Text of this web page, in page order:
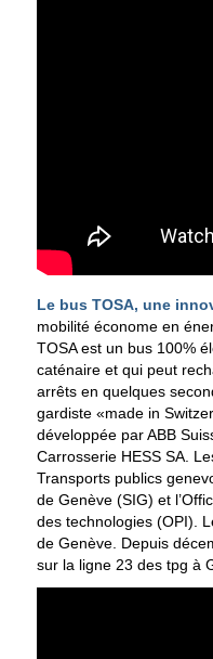
Le bus TOSA, une
mobilité économe en
TOSA est un bus 100%
caténaire et qui peut
arrêts en quelques
gardiste «made in
développée par ABB
Carrosserie HESS SA.
Transports publics
de Genève (SIG) et
des technologies (OPI).
de Genève. Depuis
sur la ligne 23 des tpg à